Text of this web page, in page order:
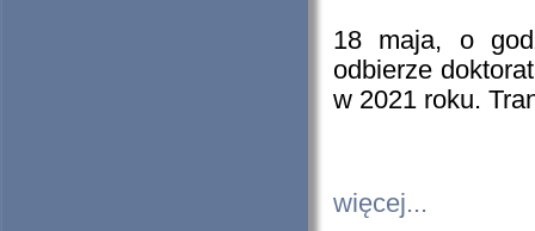
18 maja, o
odbierze
w 2021 roku.
więcej...